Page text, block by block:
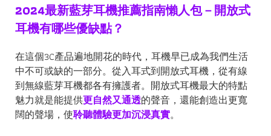
2024最新藍芽耳機推薦指南懶人包－開放式
耳機有哪些優缺點？
在這個3C產品遍地開花的時代，耳機早已成為我們生活
中不可或缺的一部分。從入耳式到開放式耳機，從有線
到無線藍芽耳機都各有擁護者。開放式耳機最大的特點
魅力就是能提供更自然又通透的聲音，還能創造出更寬
闊的聲場，使聆聽體驗更加沉浸真實。